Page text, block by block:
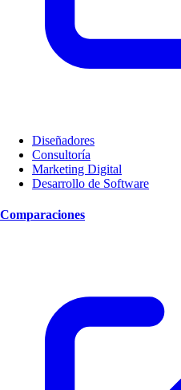
Diseñadores
Consultoría
Marketing Digital
Desarrollo de Software
Comparaciones